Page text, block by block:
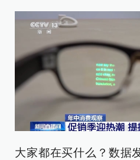
大家都在买什么？数据